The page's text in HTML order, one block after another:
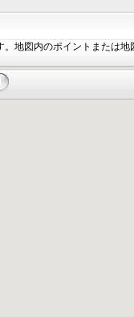
地図内のポイントまたは